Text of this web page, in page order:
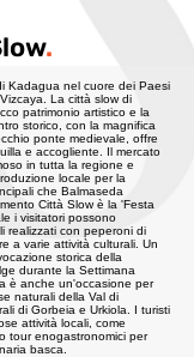
.
Kadagua nel cuore dei Paesi
La città slow di
patrimonio artistico e la
storico, con la magnifica
ponte medievale, offre
e accogliente. Il mercato
in tutta la regione e
locale per la
che Balmaseda
Città Slow è la 'Festa
i visitatori possono
realizzati con peperoni di
a varie attività culturali. Un
storica della
durante la Settimana
è anche un'occasione per
naturali della Val di
di Gorbeia e Urkiola. I turisti
attività locali, come
tour enogastronomici per
basca.